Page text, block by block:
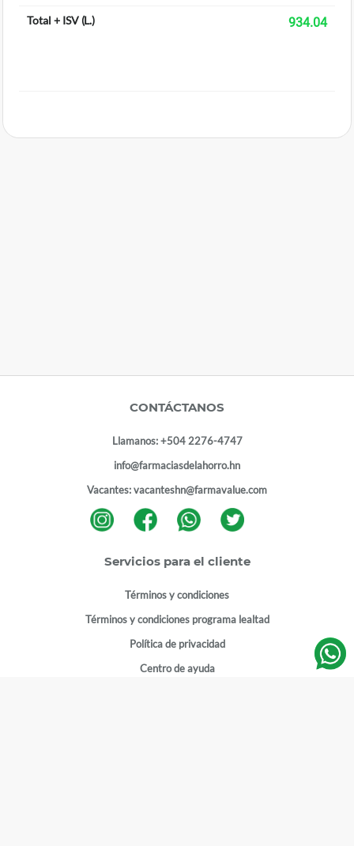
Total + ISV(L.) 934.04
CONTÁCTANOS
Llamanos:+504 2276-4747
info@farmaciasdelahorro.hn
Vacantes:vacanteshn@farmavalue.com
Servicios para el cliente
Términos y condiciones
Términos y condiciones programa lealtad
Política de privacidad
Centro de ayuda